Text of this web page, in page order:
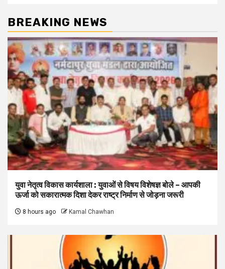
BREAKING NEWS
युवा नेतृत्व विकास कार्यशाला : युवाओं से विषय विशेषज्ञ बोले – आपकी
ऊर्जा को सकारात्मक दिशा देकर राष्ट्र निर्माण से जोड़ना जरूरी
8 hours ago Kamal Chawhan